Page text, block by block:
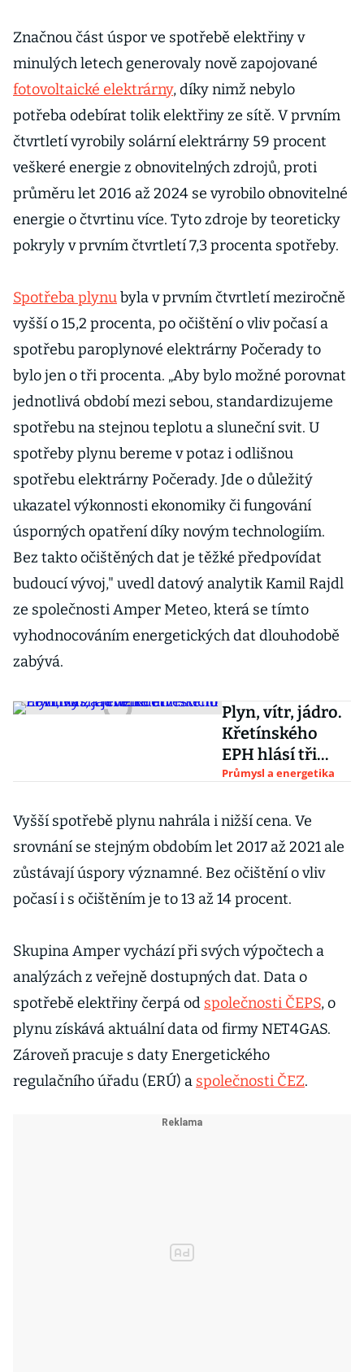
Značnou část úspor ve spotřebě elektřiny v
minulých letech generovaly nově zapojované
fotovoltaické elektrárny, díky nimž nebylo
potřeba odebírat tolik elektřiny ze sítě. V prvním
čtvrtletí vyrobily solární elektrárny 59 procent
veškeré energie z obnovitelných zdrojů, proti
průměru let 2016 až 2024 se vyrobilo obnovitelné
energie o čtvrtinu více. Tyto zdroje by teoreticky
pokryly v prvním čtvrtletí 7,3 procenta spotřeby.
Spotřeba plynubyla v prvním čtvrtletí meziročně
vyšší o 15,2 procenta, po očištění o vliv počasí a
spotřebu paroplynové elektrárny Počerady to
bylo jen o tři procenta. „Aby bylo možné porovnat
jednotlivá období mezi sebou, standardizujeme
spotřebu na stejnou teplotu a sluneční svit. U
spotřeby plynu bereme v potaz i odlišnou
spotřebu elektrárny Počerady. Jde o důležitý
ukazatel výkonnosti ekonomiky či fungování
úsporných opatření díky novým technologiím.
Bez takto očištěných dat je těžké předpovídat
budoucí vývoj," uvedl datový analytik Kamil Rajdl
ze společnosti Amper Meteo, která se tímto
vyhodnocováním energetických dat dlouhodobě
zabývá.
Plyn, vítr, jádro.
Křetínského
EPH hlásí tři
velké investiční
jeden den
Průmysl a energetika
Vyšší spotřebě plynu nahrála i nižší cena. Ve
srovnání se stejným obdobím let 2017 až 2021 ale
zůstávají úspory významné. Bez očištění o vliv
počasí i s očištěním je to 13 až 14 procent.
Skupina Amper vychází při svých výpočtech a
analýzách z veřejně dostupných dat. Data o
spotřebě elektřiny čerpá od společnosti ČEPS, o
plynu získává aktuální data od firmy NET4GAS.
Zároveň pracuje s daty Energetického
regulačního úřadu (ERÚ) a společnosti ČEZ.